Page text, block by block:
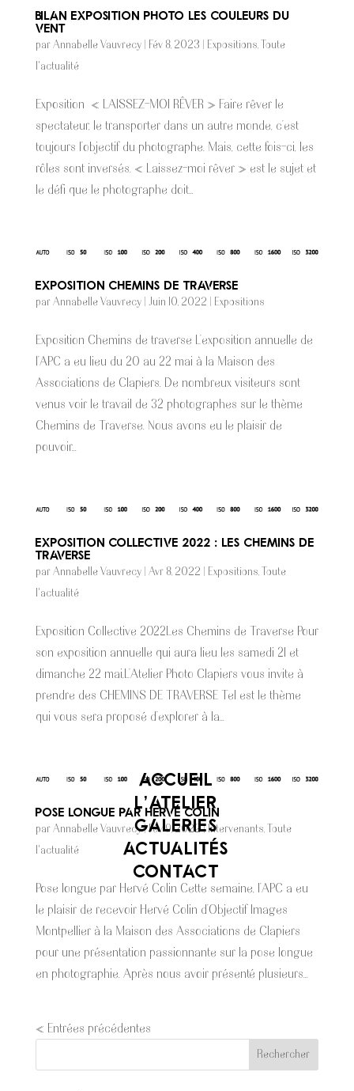
BILAN EXPOSITION PHOTO LES COULEURS DU
VENT
parAnnabelle Vauvrecy| Fév 8, 2023 Expositions,Toute
l'actualité
Exposition « LAISSEZ-MOI RÊVER » Faire rêver le
spectateur, le transporter dans un autre monde, c’est
toujours l’objectif du photographe. Mais, cette fois-ci, les
rôles sont inversés. « Laissez-moi rêver » est le sujet et
le défi que le photographe doit...
Exposition Chemins de traverse
parAnnabelle Vauvrecy| Juin 10, 2022 Expositions
Exposition Chemins de traverse L’exposition annuelle de
l’APC a eu lieu du 20 au 22 mai à la Maison des
Associations de Clapiers. De nombreux visiteurs sont
venus voir le travail de 32 photographes sur le thème
Chemins de Traverse. Nous avons eu le plaisir de
pouvoir...
Exposition Collective 2022 : Les chemins de
Traverse
parAnnabelle Vauvrecy| Avr 8, 2022 Expositions,Toute
l'actualité
Exposition Collective 2022Les Chemins de Traverse Pour
son exposition annuelle qui aura lieu les samedi 21 et
dimanche 22 mai,L’Atelier Photo Clapiers vous invite à
prendre des CHEMINS DE TRAVERSE Tel est le thème
qui vous sera proposé d’explorer à la...
Pose longue par Hervé Colin
parAnnabelle Vauvrecy|Fév 9, 2022|Intervenants,Toute
l'actualité
Pose longue par Hervé Colin Cette semaine, l’APC a eu
le plaisir de recevoir Hervé Colin d’Objectif Images
Montpellier à la Maison des Associations de Clapiers
pour une présentation passionnante sur la pose longue
en photographie. Après nous avoir présenté plusieurs...
« Entrées précédentes
Rechercher
ACCUEIL
L’ATELIER
GALERIES
ACTUALITÉS
CONTACT